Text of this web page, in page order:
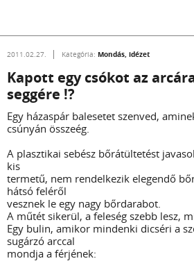
2011.02.27. Kategória: Mondás, idézet
Kapott egy csókot az
seggére !?
Egy házaspár balesetet szenved,
csúnyán összeég.
A plasztikai sebész bőrátültetést
kis
termetű, nem rendelkezik elegendő
hátsó feléről
vesznek le egy nagy bőrdarabot.
A műtét sikerül, a feleség szebb lesz,
Egy bulin, amikor mindenki dicséri a
sugárzó arccal
mondja a férjének: